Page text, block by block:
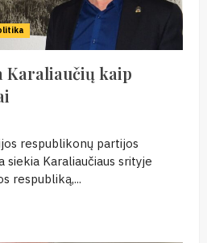
Karaliaučių kaip
respublikonų partijos
siekia Karaliaučiaus srityje
respubliką,...